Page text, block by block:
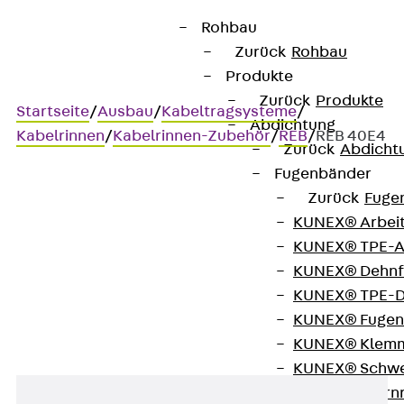
Rohbau
Zurück Rohbau
Produkte
Zurück Produkte
Abdichtung
Zurück
Fugenbänder
Zurück
KUNEX®
KUNEX®
KUNEX®
KUNEX®
KUNEX®
KUNEX®
KUNEX®
KUNEX®
Startseite/Ausbau/Kabeltragsysteme/
Kabelrinnen/Kabelrinnen-Zubehör/REB/REB 40E4
Kabelrinnen-Endblech
Kabelrinnen-Endblech